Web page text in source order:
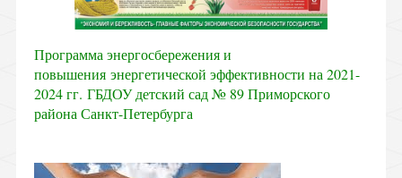
Программа энергосбережения и
повышения энергетической эффективности на 2021-
2024 гг. ГБДОУ детский сад № 89 Приморского
района Санкт-Петербурга